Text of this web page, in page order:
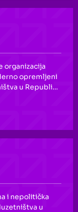
organizacija
opremljeni
u Republici
centar za
i nepolitička
u